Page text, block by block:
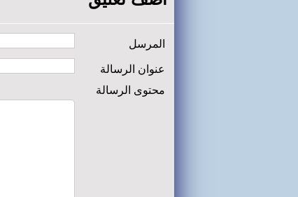
المرسل
عنوان الرسالة
محتوى الرسالة